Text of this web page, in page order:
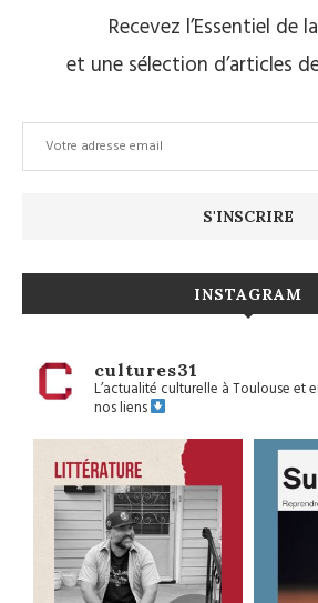
Recevez l’Essentiel de
et une sélection d’articles
INSTAGRAM
cultures31
L’actualité culturelle à Toulouse et
nos liens